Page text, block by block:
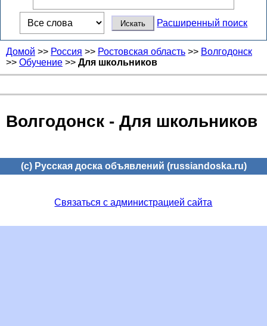
Расширенный поиск
Домой >> Россия >> Ростовская область >> Волгодонск
>> Обучение >> Для школьников
Волгодонск - Для школьников
(c) Русская доска объявлений (russiandoska.ru)
Связаться с администрацией сайта